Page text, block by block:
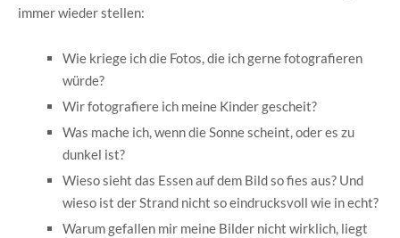
immer wieder stellen:
Wie kriege ich die Fotos, die ich gerne fotografieren
würde?
Wir fotografiere ich meine Kinder gescheit?
Was mache ich, wenn die Sonne scheint, oder es zu
dunkel ist?
Wieso sieht das Essen auf dem Bild so fies aus? Und
wieso ist der Strand nicht so eindrucksvoll wie in echt?
Warum gefallen mir meine Bilder nicht wirklich, liegt